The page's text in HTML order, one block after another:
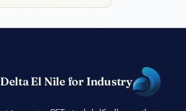
Delta El Nile for Industry